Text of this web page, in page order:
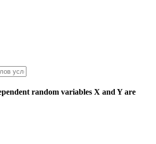
random variables X and Y are